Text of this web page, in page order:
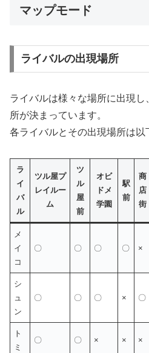
マップモード
ライバルの出現場所
ライバルは様々な場所に出現
所が決まっています。
各ライバルとその出現場所は以
ラ
イ
バ
ル
ツル屋プ
レイルー
ム
ツ
ル
屋
前
オビ
ドメ
学園
駅
前
商
店
街
メ
イ
コ
〇 〇 〇 〇 ×
シ
ュ
ン
〇 〇 〇 × 〇
ト
ミ
〇 〇 × × ×